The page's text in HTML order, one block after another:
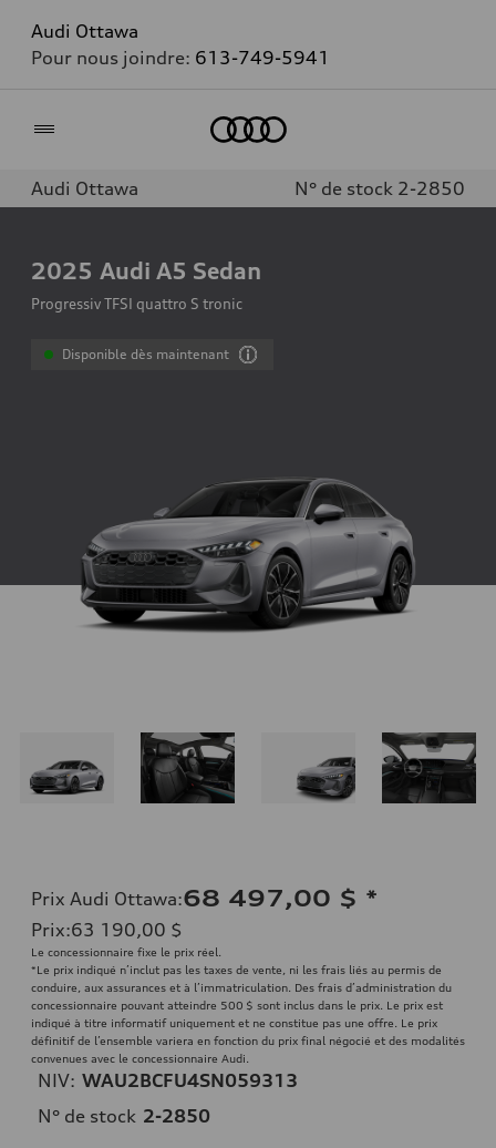
Audi Ottawa
Pour nous joindre: 613-749-5941
Audi Ottawa N° de stock 2-2850
2025 Audi A5 Sedan
Progressiv TFSI quattro S tronic
Disponible dès maintenant
Prix Audi Ottawa:68 497,00 $ *
Prix:63 190,00 $
Le concessionnaire fixe le prix réel.
*Le prix indiqué n’inclut pas les taxes de vente, ni les frais liés au permis de
conduire, aux assurances et à l’immatriculation. Des frais d’administration du
concessionnaire pouvant atteindre 500 $ sont inclus dans le prix. Le prix est
indiqué à titre informatif uniquement et ne constitue pas une offre. Le prix
définitif de l’ensemble variera en fonction du prix final négocié et des modalités
convenues avec le concessionnaire Audi.
NIV: WAU2BCFU4SN059313
N° de stock 2-2850